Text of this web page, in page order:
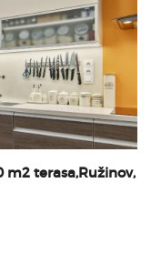
m2 terasa,Ružinov,